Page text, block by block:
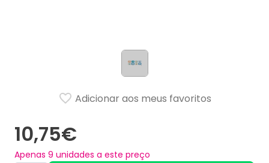
10,75€
Apenas 9 unidades a este preço
Adicionar aos meus favoritos